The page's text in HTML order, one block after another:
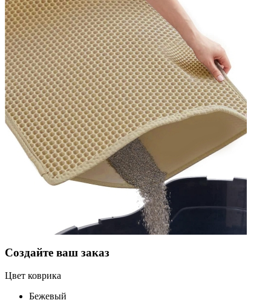
Создайте ваш заказ
Цвет коврика
Бежевый